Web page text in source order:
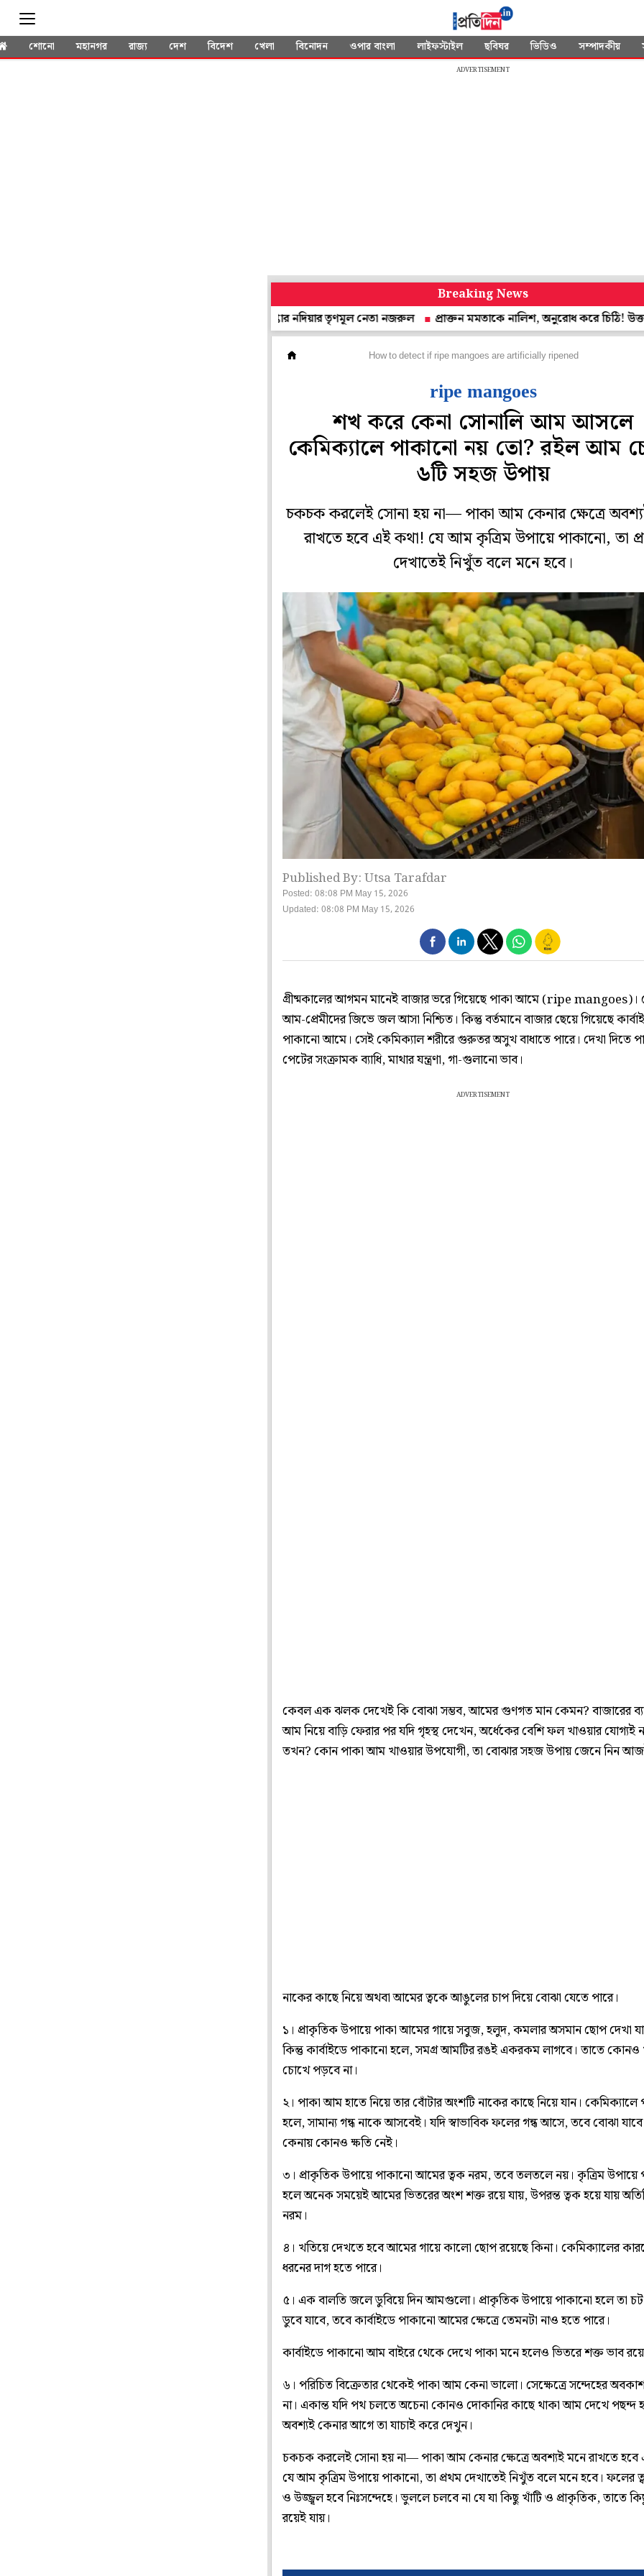
শোনো মহানগর রাজ্য দেশ বিদেশ খেলা বিনোদন ওপার বাংলা লাইফস্টাইল ছবিঘর ভিডিও সম্পাদকীয়
ADVERTISEMENT
Breaking News
হয়েও সভাধিপতি নির্বাচনে যোগ! প্রশ্ন উঠতেই গ্রেপ্তার নদিয়ার তৃণমূল নেতা নজরুল
প্রাক্তন মমতাকে নালিশ, অনুরোধ করে চিঠি! উত্তর দেবেন
How to detect if ripe mangoes are artificially ripened
ripe mangoes
শখ করে কেনা সোনালি আম আসলে
কেমিক্যালে পাকানো নয় তো? রইল আম
৬টি সহজ উপায়
চকচক করলেই সোনা হয় না— পাকা আম কেনার ক্ষেত্রে
রাখতে হবে এই কথা! যে আম কৃত্রিম উপায়ে পাকানো, তা
দেখাতেই নিখুঁত বলে মনে হবে।
Published By: Utsa Tarafdar
Posted: 08:08 PM May 15, 2026
Updated: 08:08 PM May 15, 2026
গ্রীষ্মকালের আগমন মানেই বাজার ভরে গিয়েছে পাকা আমে (ripe mangoes)।
আম-প্রেমীদের জিভে জল আসা নিশ্চিত। কিন্তু বর্তমানে বাজার ছেয়ে গিয়েছে
পাকানো আমে। সেই কেমিক্যাল শরীরে গুরুতর অসুখ বাধাতে পারে। দেখা দিতে
পেটের সংক্রামক ব্যাধি, মাথার যন্ত্রণা, গা-গুলানো ভাব।
ADVERTISEMENT
কেবল এক ঝলক দেখেই কি বোঝা সম্ভব, আমের গুণগত মান কেমন? বাজারের
আম নিয়ে বাড়ি ফেরার পর যদি গৃহস্থ দেখেন, অর্ধেকের বেশি ফল খাওয়ার যোগ্যই
তখন? কোন পাকা আম খাওয়ার উপযোগী, তা বোঝার সহজ উপায় জেনে নিন
নাকের কাছে নিয়ে অথবা আমের ত্বকে আঙুলের চাপ দিয়ে বোঝা যেতে পারে।
১। প্রাকৃতিক উপায়ে পাকা আমের গায়ে সবুজ, হলুদ, কমলার অসমান ছোপ দেখা
কিন্তু কার্বাইডে পাকানো হলে, সমগ্র আমটির রঙই একরকম লাগবে। তাতে
চোখে পড়বে না।
২। পাকা আম হাতে নিয়ে তার বোঁটার অংশটি নাকের কাছে নিয়ে যান। কেমিক্যালে
হলে, সামান্য গন্ধ নাকে আসবেই। যদি স্বাভাবিক ফলের গন্ধ আসে, তবে বোঝা
কেনায় কোনও ক্ষতি নেই।
৩। প্রাকৃতিক উপায়ে পাকানো আমের ত্বক নরম, তবে তলতলে নয়। কৃত্রিম উপায়ে
হলে অনেক সময়েই আমের ভিতরের অংশ শক্ত রয়ে যায়, উপরন্ত ত্বক হয়ে যায়
নরম।
৪। খতিয়ে দেখতে হবে আমের গায়ে কালো ছোপ রয়েছে কিনা। কেমিক্যালের
ধরনের দাগ হতে পারে।
৫। এক বালতি জলে ডুবিয়ে দিন আমগুলো। প্রাকৃতিক উপায়ে পাকানো হলে তা
ডুবে যাবে, তবে কার্বাইডে পাকানো আমের ক্ষেত্রে তেমনটা নাও হতে পারে।
কার্বাইডে পাকানো আম বাইরে থেকে দেখে পাকা মনে হলেও ভিতরে শক্ত ভাব
৬। পরিচিত বিক্রেতার থেকেই পাকা আম কেনা ভালো। সেক্ষেত্রে সন্দেহের
না। একান্ত যদি পথ চলতে অচেনা কোনও দোকানির কাছে থাকা আম দেখে পছন্দ
অবশ্যই কেনার আগে তা যাচাই করে দেখুন।
চকচক করলেই সোনা হয় না— পাকা আম কেনার ক্ষেত্রে অবশ্যই মনে রাখতে
যে আম কৃত্রিম উপায়ে পাকানো, তা প্রথম দেখাতেই নিখুঁত বলে মনে হবে। ফলের
ও উজ্জ্বল হবে নিঃসন্দেহে। ভুললে চলবে না যে যা কিছু খাঁটি ও প্রাকৃতিক, তাতে
রয়েই যায়।